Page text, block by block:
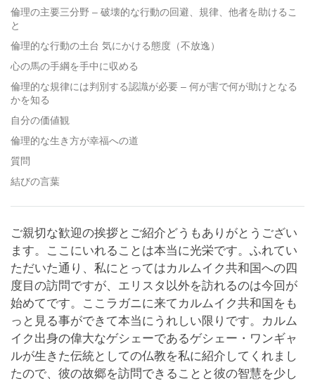
facebook
倫理の主要三分野 – 破壊的な行動の回避、規律、他者を助けるこ
と
倫理的な行動の土台 気にかける態度（不放逸）
心の馬の手綱を手中に収める
倫理的な規律には判別する認識が必要 – 何が害で何が助けとなる
かを知る
自分の価値観
倫理的な生き方が幸福への道
質問
結びの言葉
ご親切な歓迎の挨拶とご紹介どうもありがとうござい
ます。ここにいれることは本当に光栄です。ふれてい
ただいた通り、私にとってはカルムイク共和国への四
度目の訪問ですが、エリスタ以外を訪れるのは今回が
始めてです。ここラガニに来てカルムイク共和国をも
っと見る事ができて本当にうれしい限りです。カルム
イク出身の偉大なゲシェーであるゲシェー・ワンギャ
ルが生きた伝統としての仏教を私に紹介してくれまし
たので、彼の故郷を訪問できることと彼の智慧を少し